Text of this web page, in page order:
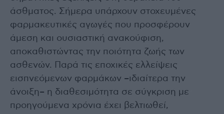
άσθματος. Σήμερα υπάρχουν στοχευμένες
φαρμακευτικές αγωγές που προσφέρουν
άμεση και ουσιαστική ανακούφιση,
αποκαθιστώντας την ποιότητα ζωής των
ασθενών. Παρά τις εποχικές ελλείψεις
εισπνεόμενων φαρμάκων –ιδιαίτερα την
άνοιξη– η διαθεσιμότητα σε σύγκριση με
προηγούμενα χρόνια έχει βελτιωθεί,